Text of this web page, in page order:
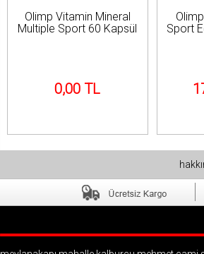
Olimp Vitamin Mineral
Multiple Sport 60 Kapsül
0,00 TL
Sport